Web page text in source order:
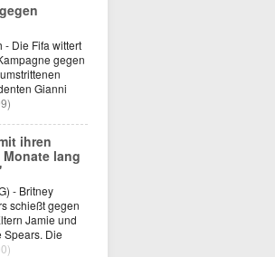
- Die Fifa wittert
gegen
Gianni
ihren
lang
- Britney
schießt gegen
Jamie und
Spears. Die